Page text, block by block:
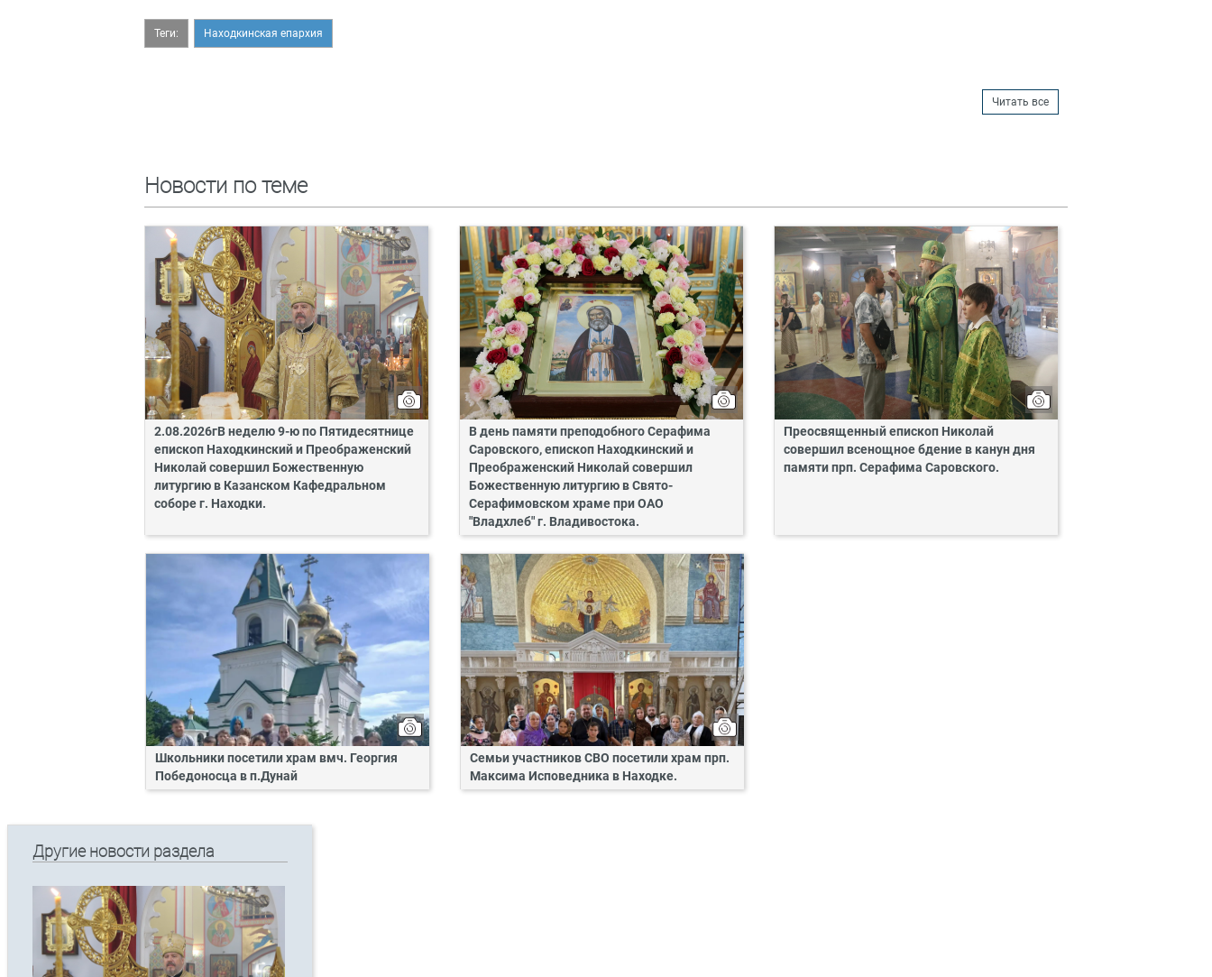
Теги: Находкинская епархия
Читать все
Новости по теме
2.08.2026гВ неделю 9-ю по Пятидесятнице
епископ Находкинский и Преображенский
Николай совершил Божественную
литургию в Казанском Кафедральном
соборе г. Находки.
В день памяти преподобного Серафима
Саровского, епископ Находкинский и
Преображенский Николай совершил
Божественную литургию в Свято-
Серафимовском храме при ОАО
"Владхлеб" г. Владивостока.
Преосвященный епископ Николай
совершил всенощное бдение в канун дня
памяти прп. Серафима Саровского.
Школьники посетили храм вмч. Георгия
Победоносца в п.Дунай
Семьи участников СВО посетили храм прп.
Максима Исповедника в Находке.
Другие новости раздела